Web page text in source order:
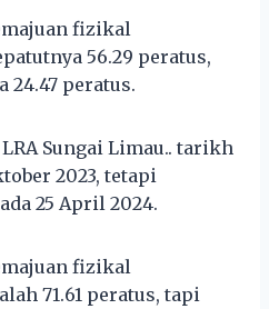
fizikal
56.29 peratus,
24.47 peratus.
Sungai Limau.. tarikh
2023, tetapi
25 April 2024.
fizikal
71.61 peratus, tapi